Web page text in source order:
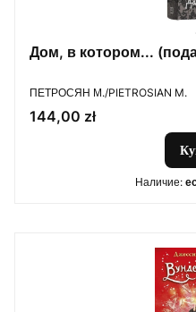
Дом, в котором...
ПРОИЗВОДИТЕЛЬ
ПЕТРОСЯН М./PIETROSIAN M.
Цена
144,00 zł
Наличие: